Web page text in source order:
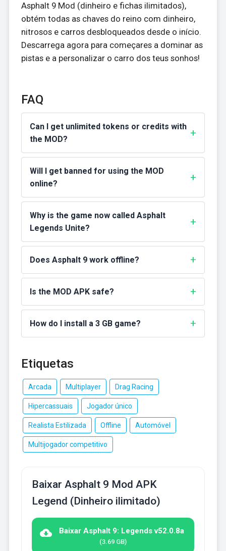
Asphalt 9 Mod (dinheiro e fichas ilimitados),
obtém todas as chaves do reino com dinheiro,
nitrosos e carros desbloqueados desde o início.
Descarrega agora para começares a dominar as
pistas e a personalizar o carro dos teus sonhos!
FAQ
Can I get unlimited tokens or credits with
the MOD?
Will I get banned for using the MOD
online?
Why is the game now called Asphalt
Legends Unite?
Does Asphalt 9 work offline?
Is the MOD APK safe?
How do I install a 3 GB game?
Etiquetas
Arcada Multiplayer Drag Racing
Hipercassuais Jogador único
Realista Estilizada Offline Automóvel
Multijogador competitivo
Baixar Asphalt 9 Mod APK
Legend (Dinheiro ilimitado)
Baixar Asphalt 9: Legends v52.0.8a
(3.69 GB)